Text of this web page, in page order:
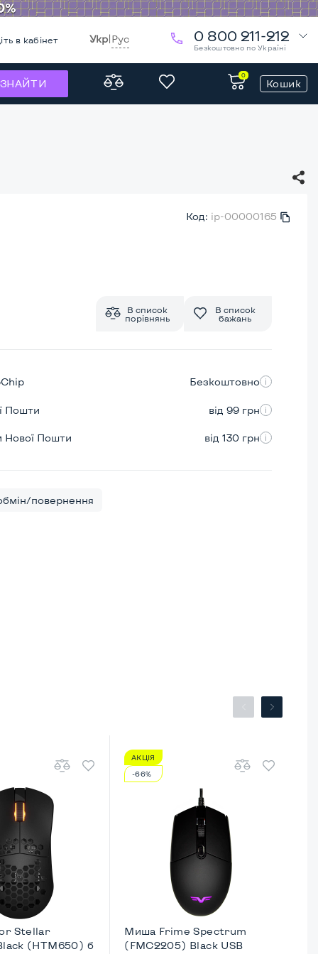
в кабінет Укр|Рус 0 800 211-212
Безкоштовно по Україні
ЗНАЙТИ
0
Кошик
Код: ip-00000165
В список
порівнянь
В список
бажань
Безкоштовно
Пошти від 99 грн
Нової Пошти від 130 грн
повернення
Stellar
(HTM650) б
АКЦІЯ
-66%
Миша Frime Spectrum
(FMC2205) Black USB